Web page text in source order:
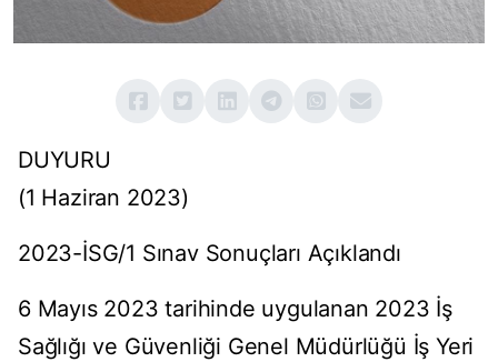
DUYURU
(1 Haziran 2023)
2023-İSG/1 Sınav Sonuçları Açıklandı
6 Mayıs 2023 tarihinde uygulanan 2023 İş
Sağlığı ve Güvenliği Genel Müdürlüğü İş Yeri